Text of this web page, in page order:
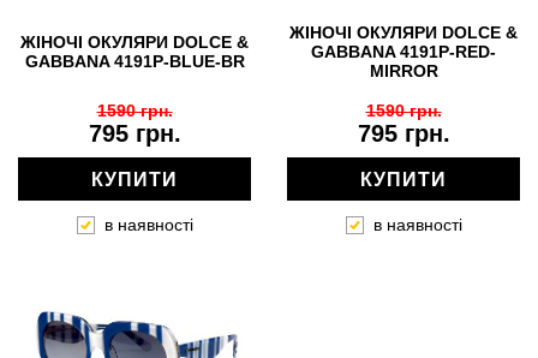
ЖІНОЧІ ОКУЛЯРИ DOLCE &
GABBANA 4191P-BLUE-BR
795 грн.
1590 грн.
КУПИТИ
в наявності
ЖІНОЧІ ОКУЛЯРИ DOLCE &
GABBANA 4191P-RED-
MIRROR
795 грн.
1590 грн.
КУПИТИ
в наявності